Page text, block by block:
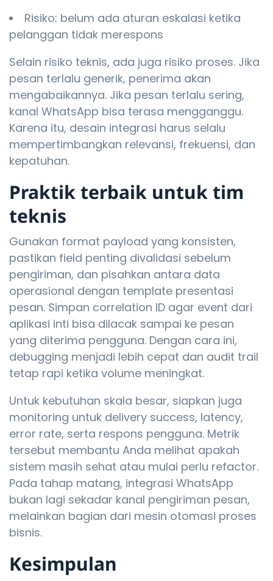
Risiko: belum ada aturan eskalasi ketika
pelanggan tidak merespons
Selain risiko teknis, ada juga risiko proses. Jika
pesan terlalu generik, penerima akan
mengabaikannya. Jika pesan terlalu sering,
kanal WhatsApp bisa terasa mengganggu.
Karena itu, desain integrasi harus selalu
mempertimbangkan relevansi, frekuensi, dan
kepatuhan.
Praktik terbaik untuk tim
teknis
Gunakan format payload yang konsisten,
pastikan field penting divalidasi sebelum
pengiriman, dan pisahkan antara data
operasional dengan template presentasi
pesan. Simpan correlation ID agar event dari
aplikasi inti bisa dilacak sampai ke pesan
yang diterima pengguna. Dengan cara ini,
debugging menjadi lebih cepat dan audit trail
tetap rapi ketika volume meningkat.
Untuk kebutuhan skala besar, siapkan juga
monitoring untuk delivery success, latency,
error rate, serta respons pengguna. Metrik
tersebut membantu Anda melihat apakah
sistem masih sehat atau mulai perlu refactor.
Pada tahap matang, integrasi WhatsApp
bukan lagi sekadar kanal pengiriman pesan,
melainkan bagian dari mesin otomasi proses
bisnis.
Kesimpulan